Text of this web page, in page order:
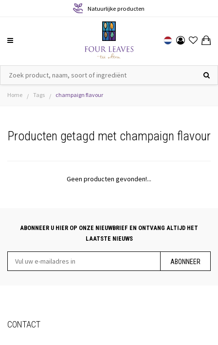
Natuurlijke producten
Home / Tags / champaign flavour
Producten getagd met champaign flavour
Geen producten gevonden!...
ABONNEER U HIER OP ONZE NIEUWBRIEF EN ONTVANG ALTIJD HET
LAATSTE NIEUWS
ABONNEER
CONTACT